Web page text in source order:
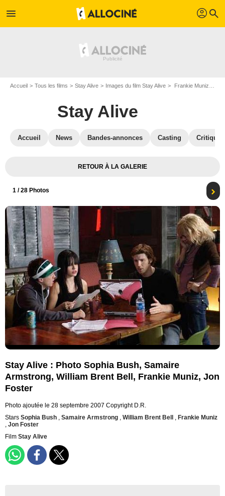
menu profil search
Accueil Tous les films Stay Alive Images du film Stay Alive Frankie Muniz, Sophia Bush, Jon Foster et Samaire Armstrong
Stay Alive
Accueil News Bandes-annonces Casting
RETOUR À LA GALERIE
1 / 28 Photos
Stay Alive : Photo Sophia Bush, Samaire
Armstrong, William Brent Bell, Frankie Muniz, Jon
Foster
Photo ajoutée le 28 septembre 2007 Copyright D.R.
Stars Sophia Bush , Samaire Armstrong , William Brent Bell , Frankie Muniz
, Jon Foster
Film Stay Alive